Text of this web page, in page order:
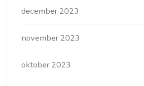
december 2023
november 2023
oktober 2023